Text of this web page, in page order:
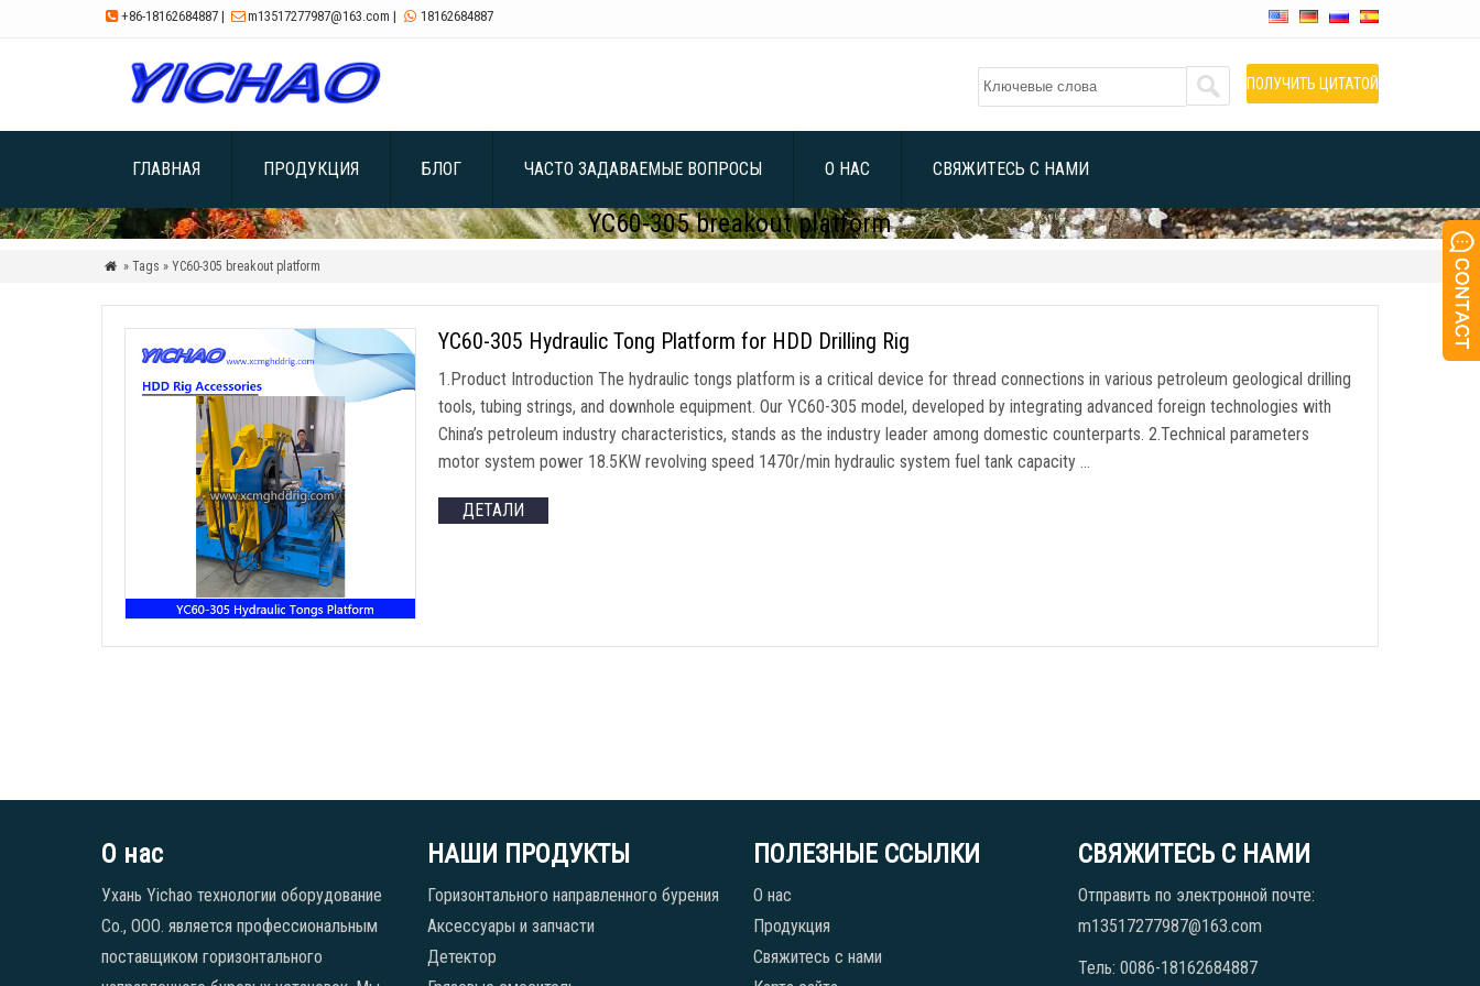
 +86-18162684887 | m13517277987@163.com |  18162684887
ПОЛУЧИТЬ ЦИТАТОЙ
ГЛАВНАЯ ПРОДУКЦИЯ БЛОГ ЧАСТО ЗАДАВАЕМЫЕ ВОПРОСЫ О НАС СВЯЖИТЕСЬ С НАМИ
YC60-305 breakout platform
 » Tags » YC60-305 breakout platform
YC60-305 Hydraulic Tong Platform for HDD Drilling Rig
1.Product Introduction The hydraulic tongs platform is a critical device for thread connections in various petroleum geological drilling
tools,tubing strings,and downhole equipment.Our YC60-305 model,developed by integrating advanced foreign technologies with
China’s petroleum industry characteristics,stands as the industry leader among domestic counterparts. 2.Technical parameters
motor system power 18.5KW revolving speed 1470r/min hydraulic system fuel tank capacity …
ДЕТАЛИ
О нас
Ухань Yichao технологии оборудование
Co., ООО. является профессиональным
поставщиком горизонтального
НАШИ ПРОДУКТЫ
Горизонтального направленного бурения
Аксессуары и запчасти
Детектор
ПОЛЕЗНЫЕ ССЫЛКИ
О нас
Продукция
Свяжитесь с нами
СВЯЖИТЕСЬ С НАМИ
Отправить по электронной почте:
m13517277987@163.com
Тель: 0086-18162684887